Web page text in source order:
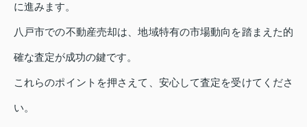
に進みます。
八戸市での不動産売却は、地域特有の市場動向を踏まえた的
確な査定が成功の鍵です。
これらのポイントを押さえて、安心して査定を受けてくださ
い。